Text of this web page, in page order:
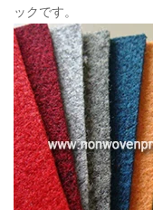
ックです。